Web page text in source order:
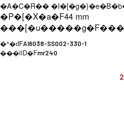
�A�C�R��
�P�[�X�a�F44 mm
���[�u�����g�F
�^�ԁFAI6038-SS002-330-1
���iID�Fmr240